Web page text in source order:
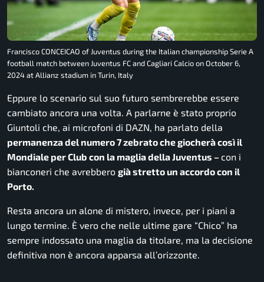
Francisco CONCEICAO of Juventus during the Italian championship Serie A
football match between Juventus FC and Cagliari Calcio on October 6,
2024 at Allianz stadium in Turin, Italy
Eppure lo scenario sul suo futuro sembrerebbe essere
cambiato ancora una volta. A parlarne è stato proprio
Giuntoli che, ai microfoni di DAZN, ha parlato della
permanenza del numero 7 zebrato che giocherà così il
Mondiale per Club con la maglia della Juventus – con i
bianconeri che avrebbero già stretto un accordo con il
Porto.
Resta ancora un alone di mistero, invece, per i piani a
lungo termine. È vero che nelle ultime gare “Chico” ha
sempre indossato una maglia da titolare, ma la decisione
definitiva non è ancora apparsa all’orizzonte.